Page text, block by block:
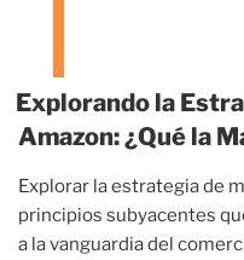
Explorando la
Amazon: ¿Qué la
Explorar la estrategia de
principios subyacentes
a la vanguardia del